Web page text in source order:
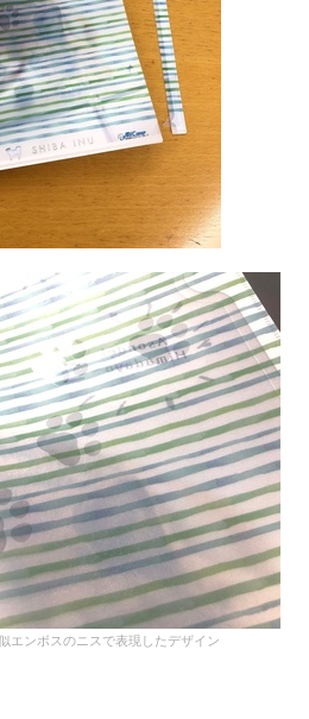
エンボスのニスで表現したデザイン